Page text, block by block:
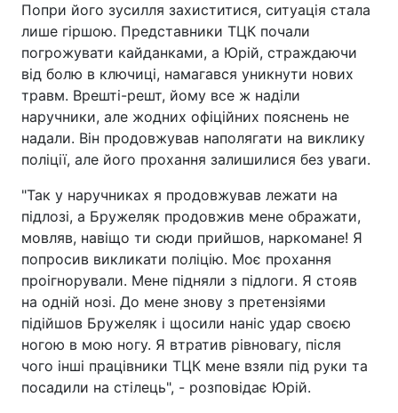
Попри його зусилля захиститися, ситуація стала
лише гіршою. Представники ТЦК почали
погрожувати кайданками, а Юрій, страждаючи
від болю в ключиці, намагався уникнути нових
травм. Врешті-решт, йому все ж наділи
наручники, але жодних офіційних пояснень не
надали. Він продовжував наполягати на виклику
поліції, але його прохання залишилися без уваги.
"Так у наручниках я продовжував лежати на
підлозі, а Бружеляк продовжив мене ображати,
мовляв, навіщо ти сюди прийшов, наркомане! Я
попросив викликати поліцію. Моє прохання
проігнорували. Мене підняли з підлоги. Я стояв
на одній нозі. До мене знову з претензіями
підійшов Бружеляк і щосили наніс удар своєю
ногою в мою ногу. Я втратив рівновагу, після
чого інші працівники ТЦК мене взяли під руки та
посадили на стілець", - розповідає Юрій.